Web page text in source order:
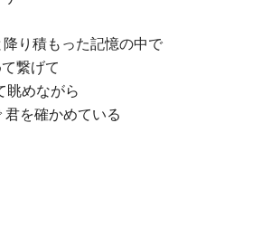
降り積もった記憶の中で
繋げて
眺めながら
を確かめている